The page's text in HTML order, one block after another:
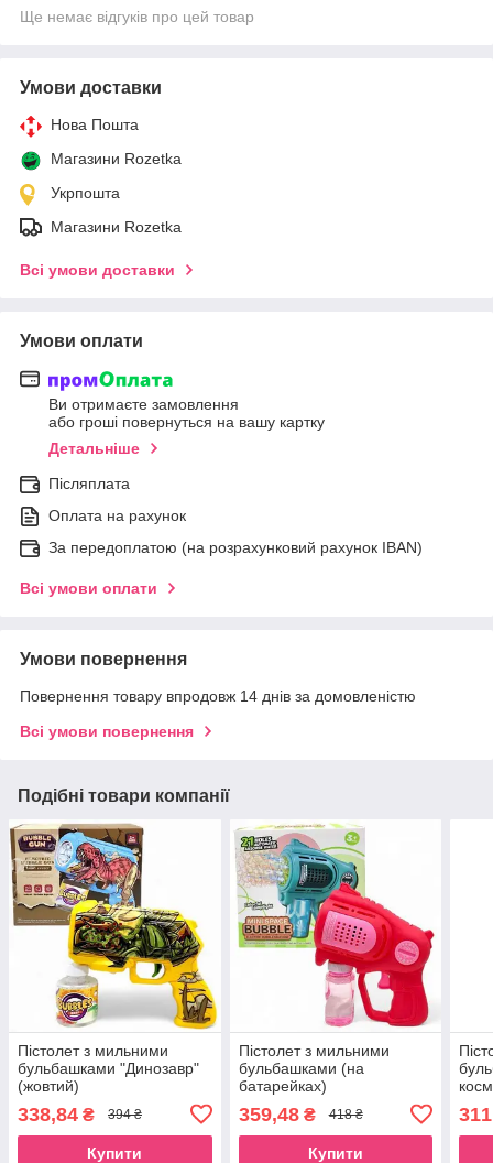
Ще немає відгуків про цей товар
Умови доставки
Нова Пошта
Магазини Rozetka
Укрпошта
Магазини Rozetka
Всі умови доставки
Умови оплати
Ви отримаєте замовлення
або гроші повернуться на вашу картку
Детальніше
Післяплата
Оплата на рахунок
За передоплатою (на розрахунковий рахунок IBAN)
Всі умови оплати
Умови повернення
Повернення товару впродовж 14 днів за домовленістю
Всі умови повернення
Подібні товари компанії
Пістолет з мильними
бульбашками "Динозавр"
(жовтий)
338,84 ₴ 394 ₴
Купити
Пістолет з мильними
бульбашками (на
батарейках)
359,48₴ 418 ₴
Купити